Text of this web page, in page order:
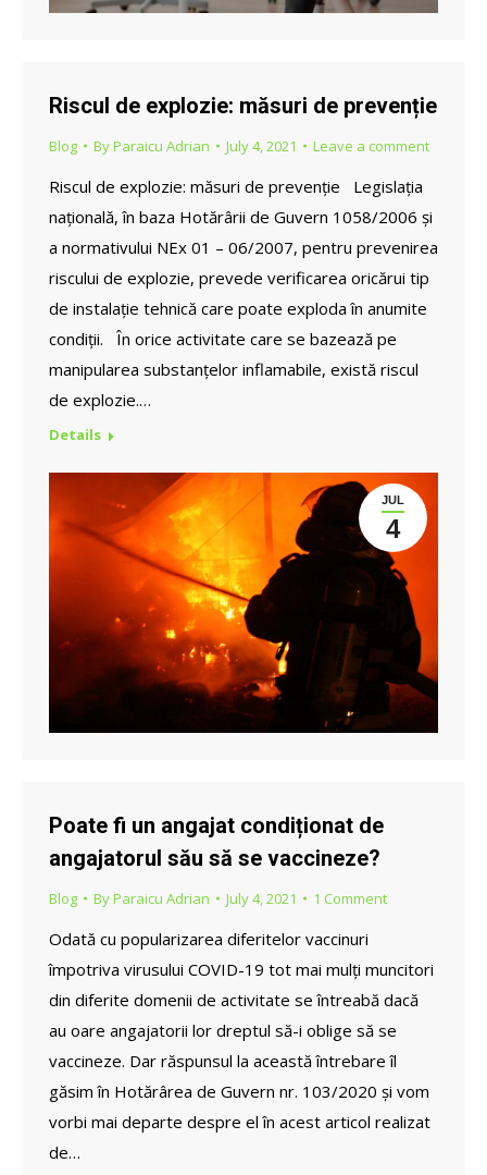
Riscul de explozie: măsuri de prevenție
Blog ByParaicu Adrian July 4, 2021 Leave a comment
Riscul de explozie: măsuri de prevenție Legislația
națională, în baza Hotărârii de Guvern 1058/2006 și
a normativului NEx 01 – 06/2007, pentru prevenirea
riscului de explozie, prevede verificarea oricărui tip
de instalație tehnică care poate exploda în anumite
condiții. În orice activitate care se bazează pe
manipularea substanțelor inflamabile, există riscul
de explozie.…
Details
JUL
4
Poate fi un angajat condiționat de
angajatorul său să se vaccineze?
Blog ByParaicu Adrian July 4, 2021 1 Comment
Odată cu popularizarea diferitelor vaccinuri
împotriva virusului COVID-19 tot mai mulți muncitori
din diferite domenii de activitate se întreabă dacă
au oare angajatorii lor dreptul să-i oblige să se
vaccineze. Dar răspunsul la această întrebare îl
găsim în Hotărârea de Guvern nr. 103/2020 și vom
vorbi mai departe despre el în acest articol realizat
de…